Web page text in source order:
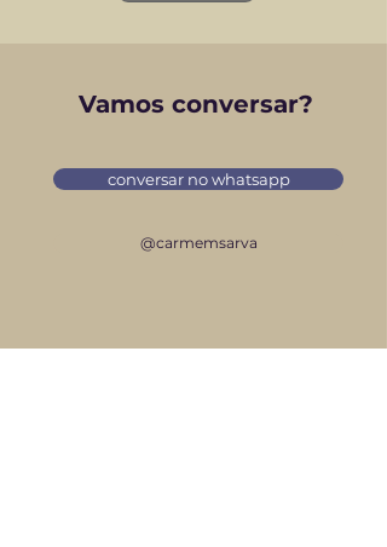
Vamos conversar?
conversar no whatsapp
@carmemsarva